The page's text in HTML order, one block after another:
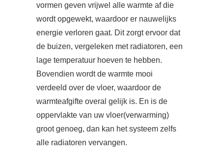
vormen geven vrijwel alle warmte af die
wordt opgewekt, waardoor er nauwelijks
energie verloren gaat. Dit zorgt ervoor dat
de buizen, vergeleken met radiatoren, een
lage temperatuur hoeven te hebben.
Bovendien wordt de warmte mooi
verdeeld over de vloer, waardoor de
warmteafgifte overal gelijk is. En is de
oppervlakte van uw vloer(verwarming)
groot genoeg, dan kan het systeem zelfs
alle radiatoren vervangen.